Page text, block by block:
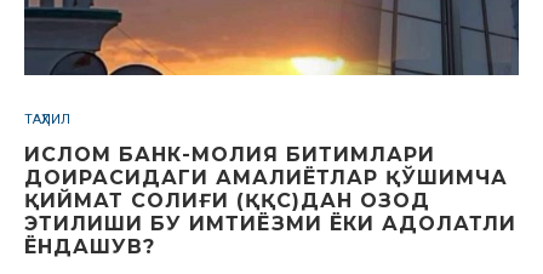
ТАҲЛИЛ
ИСЛОМ БАНК-МОЛИЯ БИТИМЛАРИ
ДОИРАСИДАГИ АМАЛИЁТЛАР ҚЎШИМЧА
ҚИЙМАТ СОЛИҒИ (ҚҚС)ДАН ОЗОД
ЭТИЛИШИ БУ ИМТИЁЗМИ ЁКИ АДОЛАТЛИ
ЁНДАШУВ?